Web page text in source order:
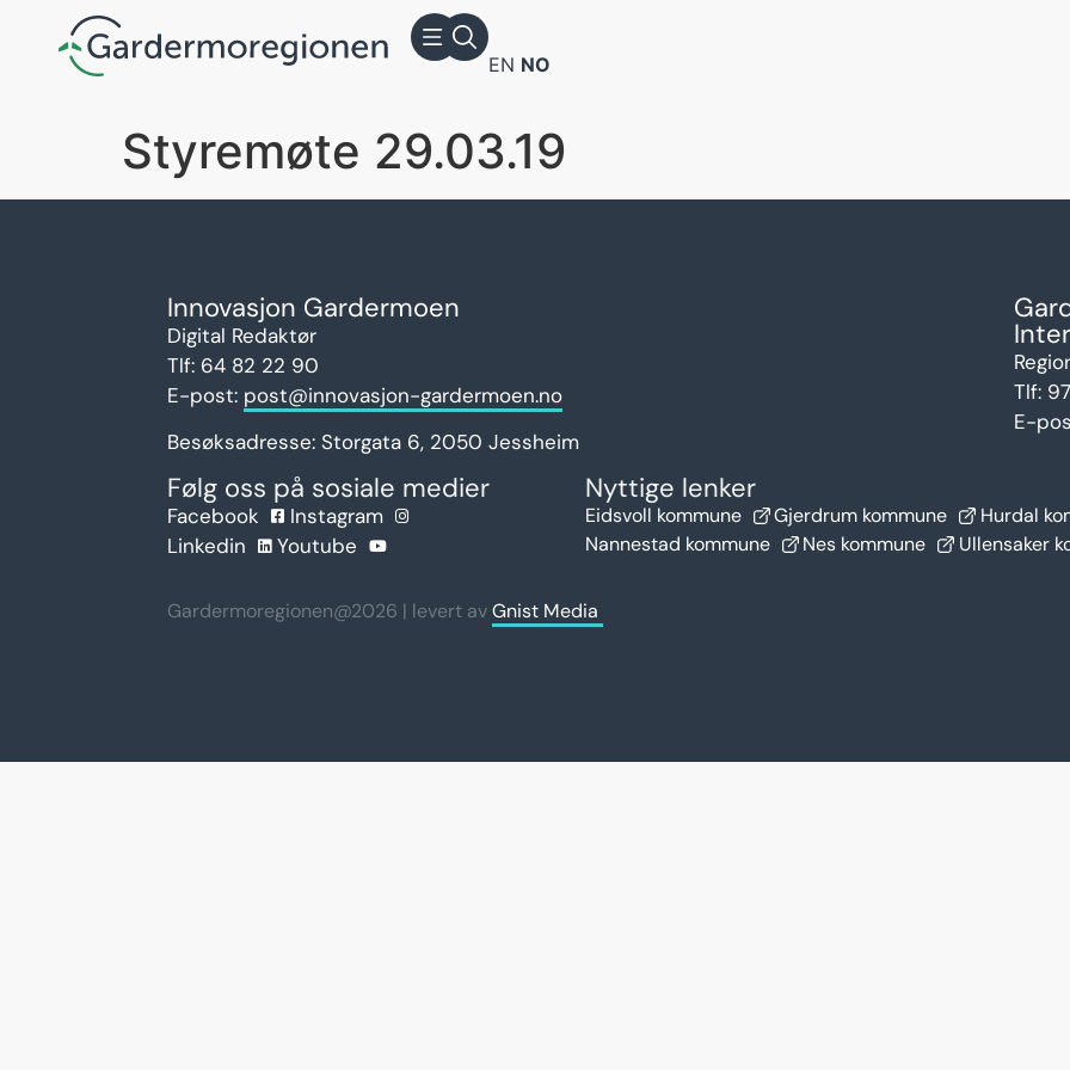
EN NO
Styremøte 29.03.19
Innovasjon Gardermoen
Digital Redaktør
Tlf: 64 82 22 90
E-post: post@innovasjon-gardermoen.no
Besøksadresse: Storgata 6, 2050 Jessheim
Tlf:
E-
Følg oss på sosiale medier
Facebook
Instagram
Linkedin
Youtube
Nyttige lenker
Eidsvoll kommune Gjerdrum kommune
Hurdal
Nannestad kommune
Nes kommune Ullensaker
Gardermoregionen@2026 | levert avGnist Media